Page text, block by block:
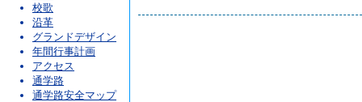
校歌
沿革
グランドデザイン
年間行事計画
アクセス
通学路
通学路安全マップ